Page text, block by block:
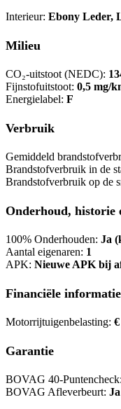
Interieur: Ebony Leder,
Milieu
CO₂-uitstoot (NEDC):
Fijnstofuitstoot: 0,5 mg/
Energielabel: F
Verbruik
Gemiddeld
Brandstofverbruik in de
Brandstofverbruik op de
Onderhoud, historie
100% Onderhouden: Ja
Aantal eigenaren: 1
APK: Nieuwe APK bij
Financiële informatie
Motorrijtuigenbelasting:
Garantie
BOVAG 40-Puntencheck:
BOVAG Afleverbeurt: Ja